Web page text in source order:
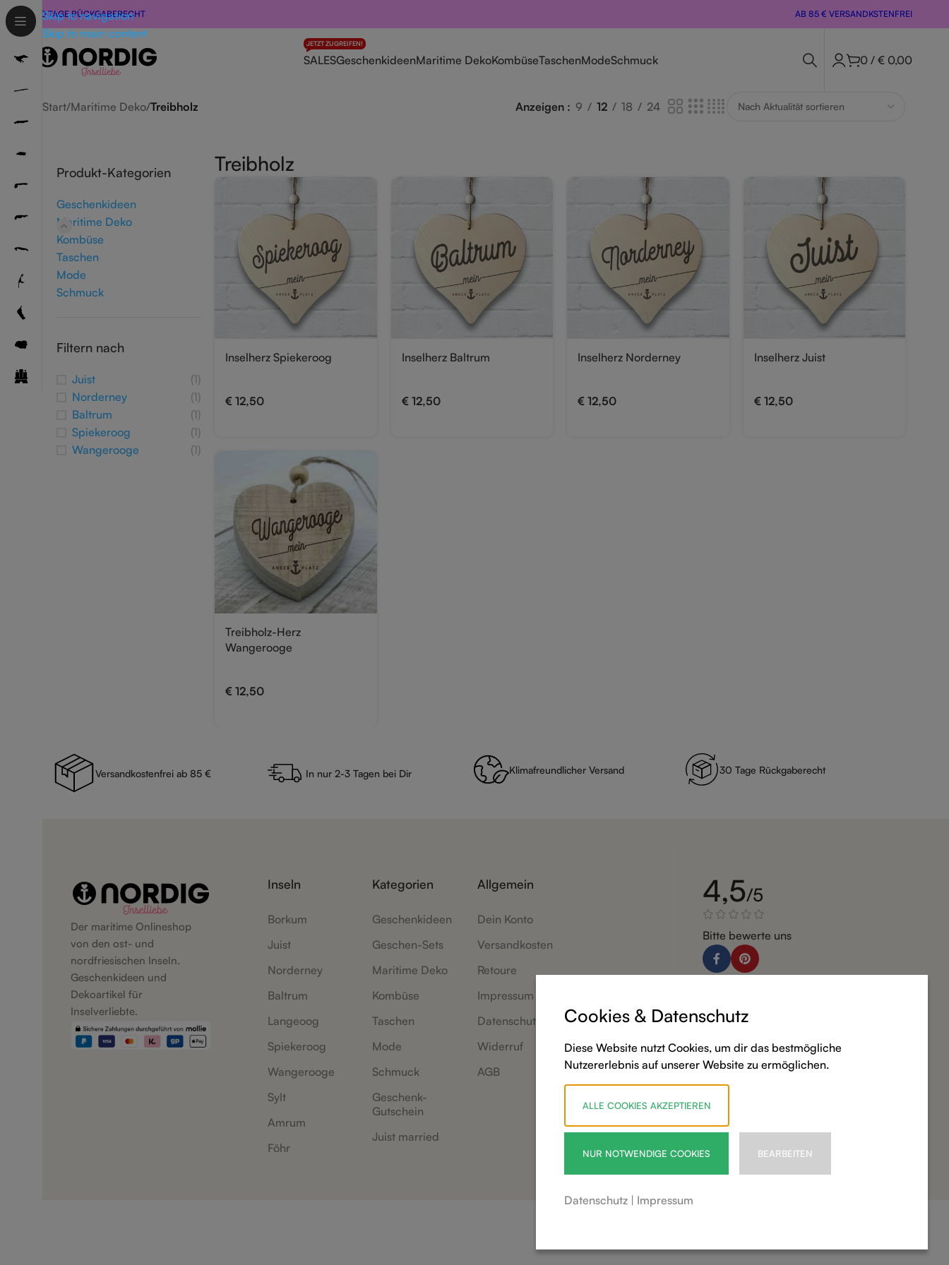
Skip to navigation
Skip to main content
30 TAGE RÜCKGABERECHT AB 85 € VERSANDKSTENFREI
SALES
JETZT ZUGREIFEN!
GeschenkideenMaritime DekoKombüseTaschenModeSchmuck 0 / € 0,00
Start/Maritime Deko/Treibholz Anzeigen 9 12 18 24
Produkt-Kategorien
Geschenkideen
Maritime Deko
Kombüse
Taschen
Mode
Schmuck
Filtern nach
Juist
(1)
Norderney
(1)
Baltrum
(1)
Spiekeroog
(1)
Wangerooge
(1)
Treibholz
Inselherz Spiekeroog
€ 12,50
Inselherz Baltrum
€ 12,50
Inselherz Norderney
€ 12,50
Inselherz Juist
€ 12,50
Treibholz-Herz
Wangerooge
€ 12,50
Versandkostenfrei ab 85 € In nur 2-3 Tagen bei Dir Klimafreundlicher Versand 30 Tage Rückgaberecht
Der maritime Onlineshop
von den ost- und
nordfriesischen Inseln.
Geschenkideen und
Dekoartikel für
Inselverliebte.
Inseln
Borkum
Juist
Norderney
Baltrum
Langeoog
Spiekeroog
Wangerooge
Sylt
Amrum
Föhr
Kategorien
Geschenkideen
Geschen-Sets
Maritime Deko
Kombüse
Taschen
Mode
Schmuck
Geschenk-
Gutschein
Juist married
Allgemein
Dein Konto
Versandkosten
Retoure
Impressum
Datenschutz
Widerruf
AGB
4,5/5
Bitte bewerte uns
Cookies & Datenschutz
Diese Website nutzt Cookies, um dir das bestmögliche
Nutzererlebnis auf unserer Website zu ermöglichen.
ALLE COOKIES AKZEPTIEREN
NUR NOTWENDIGE COOKIES BEARBEITEN
Datenschutz | Impressum